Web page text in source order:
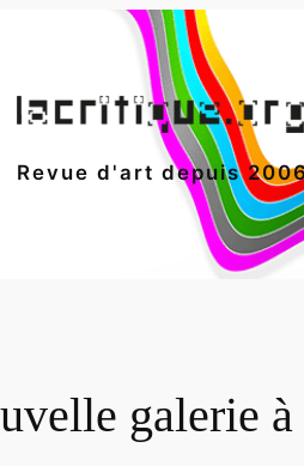
Revue d'art depuis
galerie à